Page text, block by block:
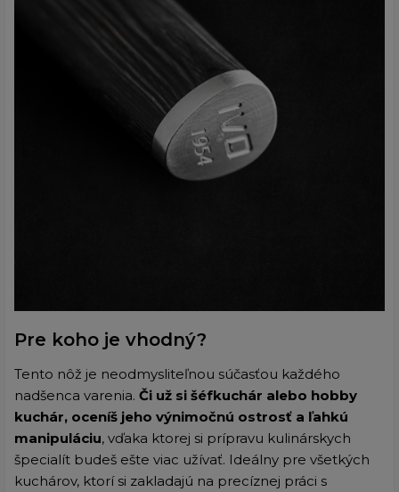
Pre koho je vhodný?
Tento nôž je neodmysliteľnou súčasťou každého
nadšenca varenia. Či už si šéfkuchár alebo hobby
kuchár, oceníš jeho výnimočnú ostrosť a ľahkú
manipuláciu, vďaka ktorej si prípravu kulinárskych
špecialít budeš ešte viac užívať. Ideálny pre všetkých
kuchárov, ktorí si zakladajú na precíznej práci s